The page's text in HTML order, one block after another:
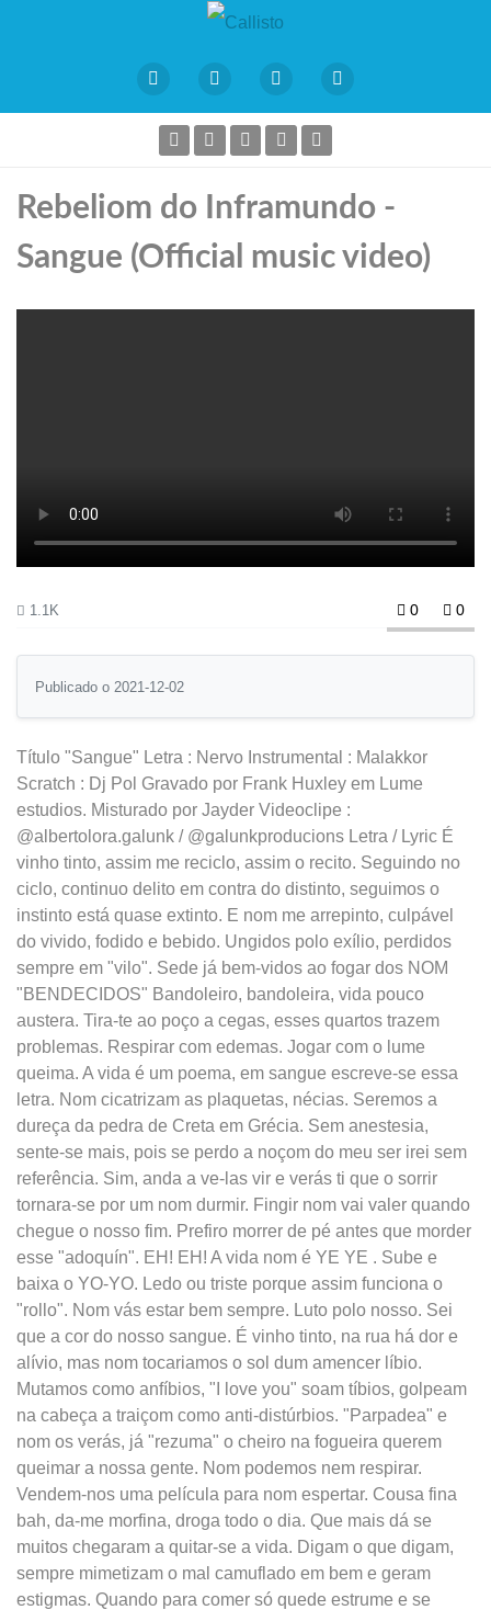
Rebeliom do Inframundo -
Sangue (Official music video)
1.1K 0 0
Publicado o 2021-12-02
Título "Sangue" Letra : Nervo Instrumental : Malakkor
Scratch : Dj Pol Gravado por Frank Huxley em Lume
estudios. Misturado por Jayder Videoclipe :
@albertolora.galunk / @galunkproducions Letra / Lyric É
vinho tinto, assim me reciclo, assim o recito. Seguindo no
ciclo, continuo delito em contra do distinto, seguimos o
instinto está quase extinto. E nom me arrepinto, culpável
do vivido, fodido e bebido. Ungidos polo exílio, perdidos
sempre em "vilo". Sede já bem-vidos ao fogar dos NOM
"BENDECIDOS" Bandoleiro, bandoleira, vida pouco
austera. Tira-te ao poço a cegas, esses quartos trazem
problemas. Respirar com edemas. Jogar com o lume
queima. A vida é um poema, em sangue escreve-se essa
letra. Nom cicatrizam as plaquetas, nécias. Seremos a
dureça da pedra de Creta em Grécia. Sem anestesia,
sente-se mais, pois se perdo a noçom do meu ser irei sem
referência. Sim, anda a ve-las vir e verás ti que o sorrir
tornara-se por um nom durmir. Fingir nom vai valer quando
chegue o nosso fim. Prefiro morrer de pé antes que morder
esse "adoquín". EH! EH! A vida nom é YE YE . Sube e
baixa o YO-YO. Ledo ou triste porque assim funciona o
"rollo". Nom vás estar bem sempre. Luto polo nosso. Sei
que a cor do nosso sangue. É vinho tinto, na rua há dor e
alívio, mas nom tocariamos o sol dum amencer líbio.
Mutamos como anfíbios, "I love you" soam tíbios, golpeam
na cabeça a traiçom como anti-distúrbios. "Parpadea" e
nom os verás, já "rezuma" o cheiro na fogueira querem
queimar a nossa gente. Nom podemos nem respirar.
Vendem-nos uma película para nom espertar. Cousa fina
bah, da-me morfina, droga todo o dia. Que mais dá se
muitos chegaram a quitar-se a vida. Digam o que digam,
sempre mimetizam o mal camuflado em bem e geram
estigmas. Quando para comer só quede estrume e se